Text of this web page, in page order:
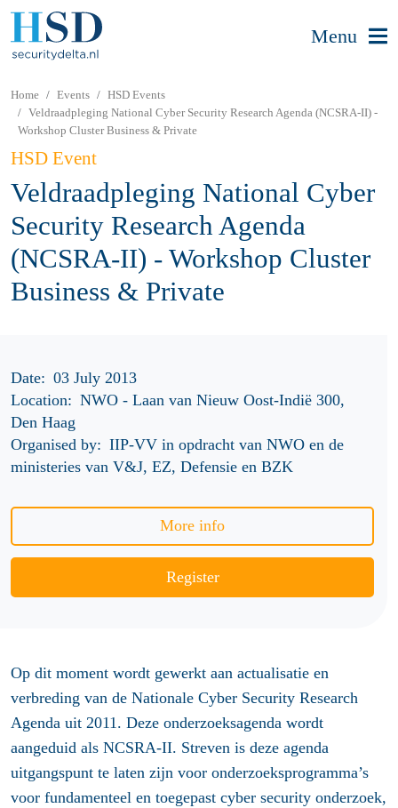
Menu
Home Events
HSD Events
Veldraadpleging National Cyber Security Research Agenda (NCSRA-II) -
Workshop Cluster Business & Private
HSD Event
Veldraadpleging National Cyber
Security Research Agenda
(NCSRA-II) - Workshop Cluster
Business & Private
Date: 03 July 2013
Location: NWO - Laan van Nieuw Oost-Indië 300,
Den Haag
Organised by: IIP-VV in opdracht van NWO en de
ministeries van V&J, EZ, Defensie en BZK
More info
Register
Op dit moment wordt gewerkt aan actualisatie en
verbreding van de Nationale Cyber Security Research
Agenda uit 2011. Deze onderzoeksagenda wordt
aangeduid als NCSRA-II. Streven is deze agenda
uitgangspunt te laten zijn voor onderzoeksprogramma’s
voor fundamenteel en toegepast cyber security onderzoek,